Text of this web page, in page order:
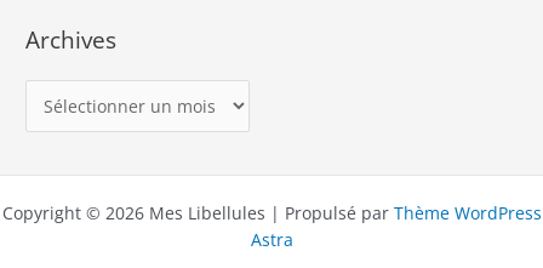
i
e
Archives
r
i
Copyright © 2026 Mes Libellules | Propulsé par Thème WordPress
Astra